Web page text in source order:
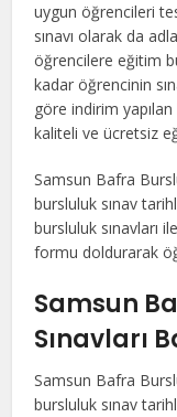
uygun öğrencileri
sınavı olarak da
öğrencilere eğitim
kadar öğrencinin
göre indirim
kaliteli ve ücretsiz
Samsun Bafra
bursluluk sınav
bursluluk sınavları
formu doldurarak
Samsun
Sınavları
Samsun Bafra
bursluluk sınav